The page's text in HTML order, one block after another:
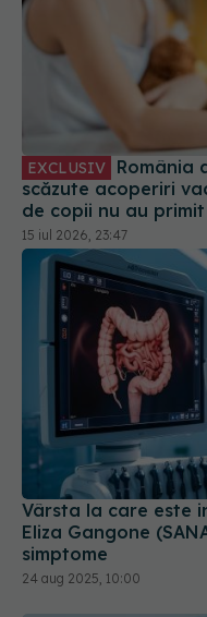
EXCLUSIV România are una dintre cele mai
scăzute acoperiri
de copii nu au primit
15 iul 2026, 23:47
Vârsta la care este
Eliza Gangone
simptome
24 aug 2025, 10:00